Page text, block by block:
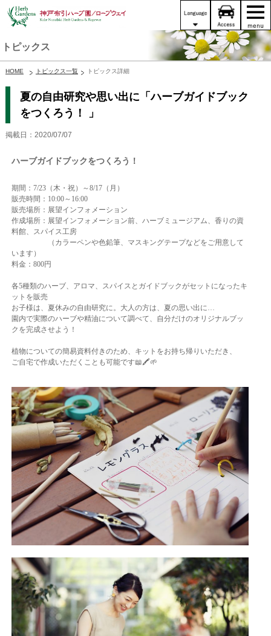
トピックス
HOME トピックス一覧 トピックス詳細
夏の自由研究や思い出に「ハーブガイドブック
をつくろう！ 」
掲載日：2020/07/07
ハーブガイドブックをつくろう！
期間：7/23（木・祝）～8/17（月）
販売時間：10:00～16:00
販売場所：展望インフォメーション
作成場所：展望インフォメーション前、ハーブミュージアム、香りの資
料館、スパイス工房
（カラーペンや色鉛筆、マスキングテープなどをご用意して
います）
料金：800円
各5種類のハーブ、アロマ、スパイスとガイドブックがセットになったキ
ットを販売
お子様は、夏休みの自由研究に。大人の方は、夏の思い出に…
園内で実際のハーブや精油について調べて、自分だけのオリジナルブッ
クを完成させよう！
植物についての簡易資料付きのため、キットをお持ち帰りいただき、
ご自宅で作成いただくことも可能です📖🖍🌱